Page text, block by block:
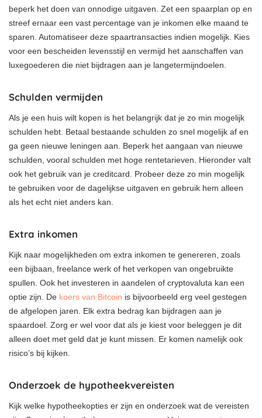
beperk het doen van onnodige uitgaven. Zet een spaarplan op en
streef ernaar een vast percentage van je inkomen elke maand te
sparen. Automatiseer deze spaartransacties indien mogelijk. Kies
voor een bescheiden levensstijl en vermijd het aanschaffen van
luxegoederen die niet bijdragen aan je langetermijndoelen.
Schulden vermijden
Als je een huis wilt kopen is het belangrijk dat je zo min mogelijk
schulden hebt. Betaal bestaande schulden zo snel mogelijk af en
ga geen nieuwe leningen aan. Beperk het aangaan van nieuwe
schulden, vooral schulden met hoge rentetarieven. Hieronder valt
ook het gebruik van je creditcard. Probeer deze zo min mogelijk
te gebruiken voor de dagelijkse uitgaven en gebruik hem alleen
als het echt niet anders kan.
Extra inkomen
Kijk naar mogelijkheden om extra inkomen te genereren, zoals
een bijbaan, freelance werk of het verkopen van ongebruikte
spullen. Ook het investeren in aandelen of cryptovaluta kan een
optie zijn. De koers van Bitcoin is bijvoorbeeld erg veel gestegen
de afgelopen jaren. Elk extra bedrag kan bijdragen aan je
spaardoel. Zorg er wel voor dat als je kiest voor beleggen je dit
alleen doet met geld dat je kunt missen. Er komen namelijk ook
risico’s bij kijken.
Onderzoek de hypotheekvereisten
Kijk welke hypotheekopties er zijn en onderzoek wat de vereisten